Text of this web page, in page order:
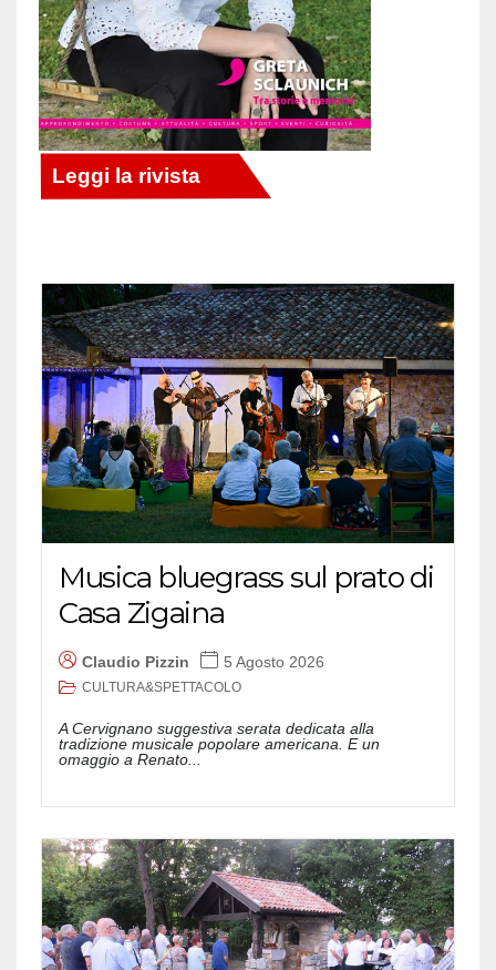
Musica bluegrass sul prato di
Casa Zigaina
Claudio Pizzin 5 Agosto 2026
CULTURA&SPETTACOLO
A Cervignano suggestiva serata dedicata alla
tradizione musicale popolare americana. E un
omaggio a Renato...